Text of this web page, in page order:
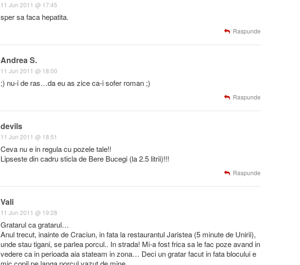
11 Jun 2011 @ 17:45
sper sa faca hepatita.
Raspunde
Andrea S.
11 Jun 2011 @ 18:00
;) nu-i de ras…da eu as zice ca-i sofer roman ;)
Raspunde
devils
11 Jun 2011 @ 18:51
Ceva nu e in regula cu pozele tale!!
Lipseste din cadru sticla de Bere Bucegi (la 2.5 litrii)!!!
Raspunde
Vali
11 Jun 2011 @ 19:28
Gratarul ca gratarul…
Anul trecut, inainte de Craciun, in fata la restaurantul Jaristea (5 minute de Unirii),
unde stau tigani, se parlea porcul.. In strada! Mi-a fost frica sa le fac poze avand in
vedere ca in perioada aia stateam in zona… Deci un gratar facut in fata blocului e